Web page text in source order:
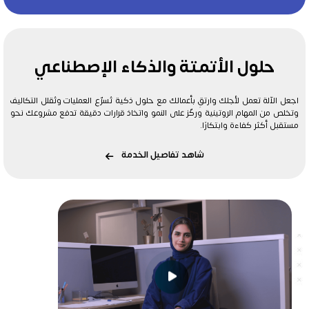
حلول الأتمتة والذكاء الإصطناعي
اجعل الآلة تعمل لأجلك وارتقِ بأعمالك مع حلول ذكية تُسرّع العمليات وتُقلل التكاليف
وتخلص من المهام الروتينية وركّز على النمو واتخاذ قرارات دقيقة تدفع مشروعك نحو
مستقبل أكثر كفاءة وابتكارًا.
شاهد تفاصيل الخدمة